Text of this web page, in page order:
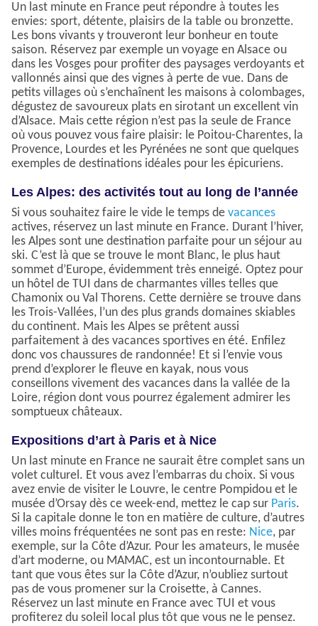
Un last minute en France peut répondre à toutes les
envies: sport, détente, plaisirs de la table ou bronzette.
Les bons vivants y trouveront leur bonheur en toute
saison. Réservez par exemple un voyage en Alsace ou
dans les Vosges pour profiter des paysages verdoyants et
vallonnés ainsi que des vignes à perte de vue. Dans de
petits villages où s’enchaînent les maisons à colombages,
dégustez de savoureux plats en sirotant un excellent vin
d’Alsace. Mais cette région n’est pas la seule de France
où vous pouvez vous faire plaisir: le Poitou-Charentes, la
Provence, Lourdes et les Pyrénées ne sont que quelques
exemples de destinations idéales pour les épicuriens.
Les Alpes: des activités tout au long de l’année
Si vous souhaitez faire le vide le temps de vacances
actives, réservez un last minute en France. Durant l’hiver,
les Alpes sont une destination parfaite pour un séjour au
ski. C’est là que se trouve le mont Blanc, le plus haut
sommet d’Europe, évidemment très enneigé. Optez pour
un hôtel de TUI dans de charmantes villes telles que
Chamonix ou Val Thorens. Cette dernière se trouve dans
les Trois-Vallées, l’un des plus grands domaines skiables
du continent. Mais les Alpes se prêtent aussi
parfaitement à des vacances sportives en été. Enfilez
donc vos chaussures de randonnée! Et si l’envie vous
prend d’explorer le fleuve en kayak, nous vous
conseillons vivement des vacances dans la vallée de la
Loire, région dont vous pourrez également admirer les
somptueux châteaux.
Expositions d’art à Paris et à Nice
Un last minute en France ne saurait être complet sans un
volet culturel. Et vous avez l’embarras du choix. Si vous
avez envie de visiter le Louvre, le centre Pompidou et le
musée d’Orsay dès ce week-end, mettez le cap sur Paris.
Si la capitale donne le ton en matière de culture, d’autres
villes moins fréquentées ne sont pas en reste: Nice, par
exemple, sur la Côte d’Azur. Pour les amateurs, le musée
d’art moderne, ou MAMAC, est un incontournable. Et
tant que vous êtes sur la Côte d’Azur, n’oubliez surtout
pas de vous promener sur la Croisette, à Cannes.
Réservez un last minute en France avec TUI et vous
profiterez du soleil local plus tôt que vous ne le pensez.